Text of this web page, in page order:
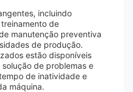
incluindo
de
manutenção preventiva
de produção.
estão disponíveis
de problemas e
de inatividade e
máquina.